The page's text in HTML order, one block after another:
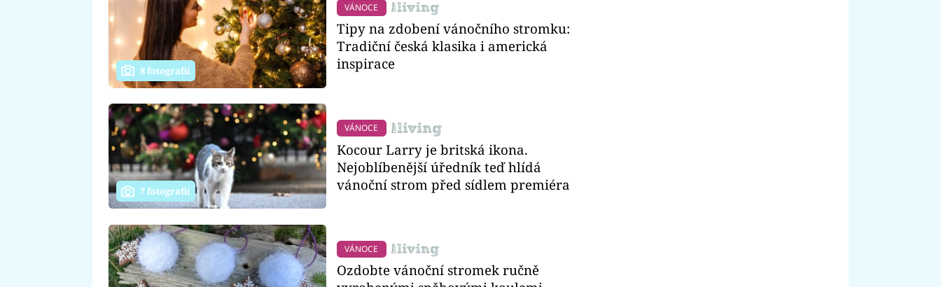
8 fotografií
VÁNOCE
Tipy na zdobení vánočního stromku:
Tradiční česká klasika i americká
inspirace
7 fotografií
VÁNOCE
Kocour Larry je britská ikona.
Nejoblíbenější úředník teď hlídá
vánoční strom před sídlem premiéra
VÁNOCE
Ozdobte vánoční stromek ručně